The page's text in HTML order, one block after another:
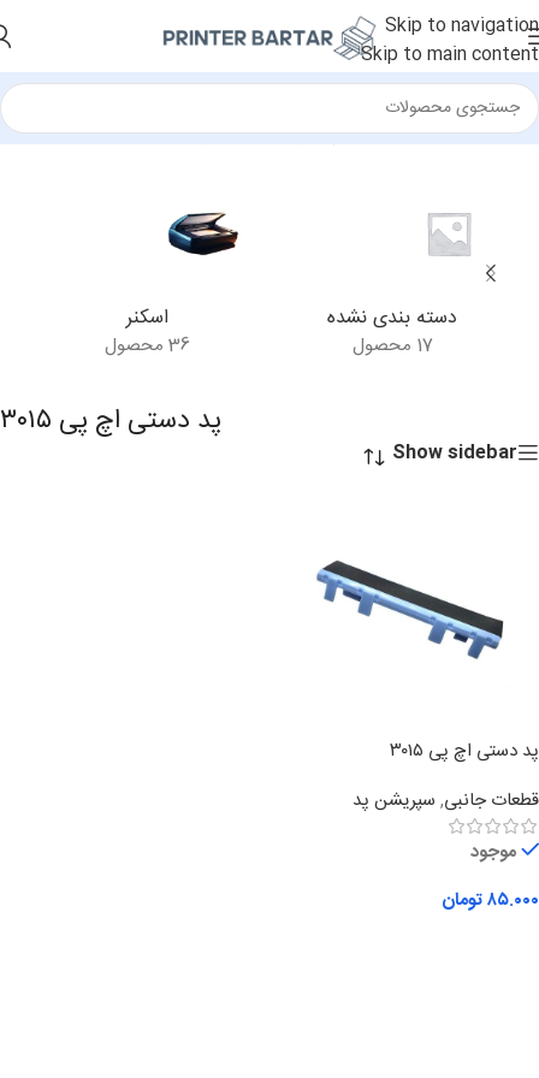
Skip to navigation
Skip to main content
خانه/محصولات برچسب خورده “پد دستی اچ پی ۳۰۱۵”
دسته بندی نشده
17 محصول
اسکنر
36 محصول
پد دستی اچ پی ۳۰۱۵
Show sidebar
پد دستی اچ پی ۳۰۱۵
قطعات جانبی, سپریشن پد
موجود
۸۵.۰۰۰تومان